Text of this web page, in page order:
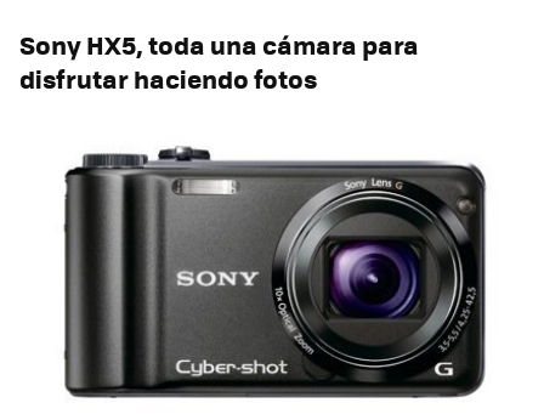
Sony HX5, toda una cámara para
disfrutar haciendo fotos